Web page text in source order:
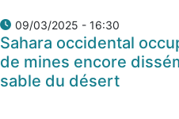
09/03/2025 - 16:30
Sahara occidental
de mines encore
sable du désert